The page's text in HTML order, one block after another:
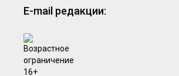
E-mail редакции: